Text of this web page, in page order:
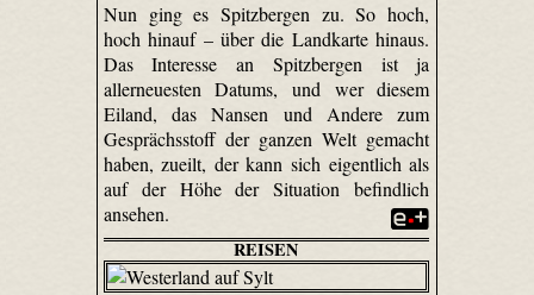
Nun ging es Spitzbergen zu. So hoch,
hoch hinauf – über die Landkarte hinaus.
Das Interesse an Spitzbergen ist ja
allerneuesten Datums, und wer diesem
Eiland, das Nansen und Andere zum
Gesprächsstoff der ganzen Welt gemacht
haben, zueilt, der kann sich eigentlich als
auf der Höhe der Situation befindlich
ansehen.
REISEN